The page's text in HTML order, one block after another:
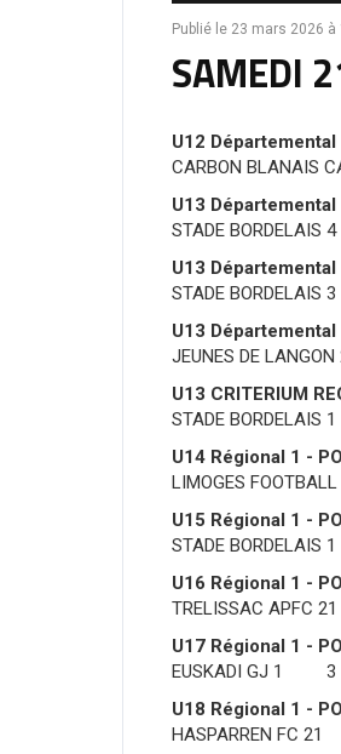
Publié le 23 mars 2026 à
SAMEDI
U12 Départemental
CARBON
U13 Départemental
STADE
U13 Départemental
STADE
U13 Départemental
JEUNES DE
U13 CRITERIUM
STADE
U14 Régional 1 -
LIMOGES
U15 Régional 1 -
STADE
U16 Régional 1 -
TRELISSAC
U17 Régional 1 -
EUSKADI GJ 1 3
U18 Régional 1 -
HASPARREN FC